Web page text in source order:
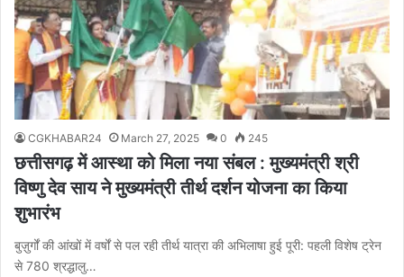
CGKHABAR24 March 27, 2025 0 245
छत्तीसगढ़ में आस्था को मिला नया संबल : मुख्यमंत्री श्री
विष्णु देव साय ने मुख्यमंत्री तीर्थ दर्शन योजना का किया
शुभारंभ
बुज़ुर्गों की आंखों में वर्षों से पल रही तीर्थ यात्रा की अभिलाषा हुई पूरी: पहली विशेष ट्रेन
से 780 श्रद्धालु…